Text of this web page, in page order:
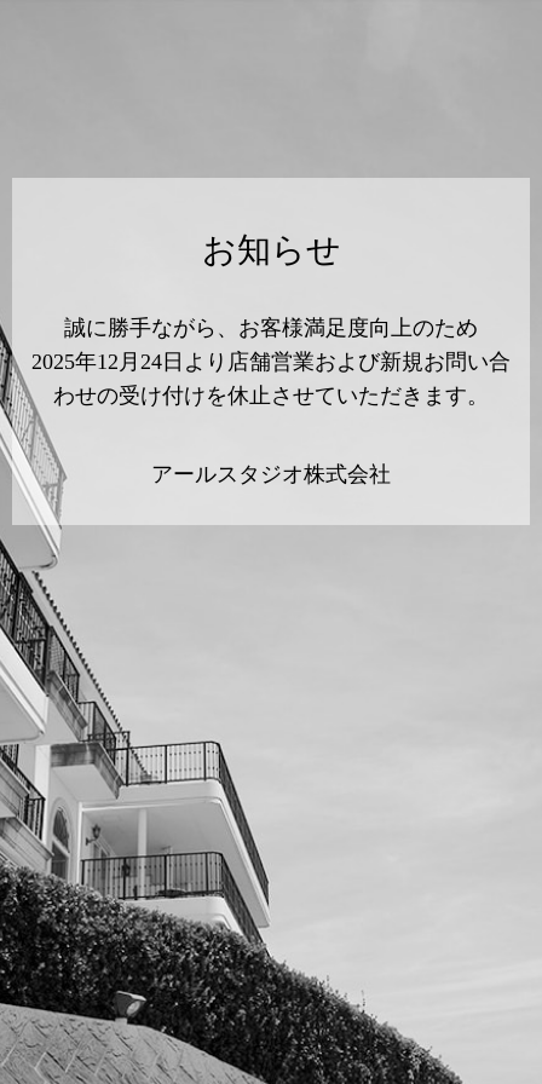
お知らせ
誠に勝手ながら、お客様満足度向上のため
2025年12月24日より店舗営業および新規お問い合
わせの受け付けを休止させていただきます。
アールスタジオ株式会社